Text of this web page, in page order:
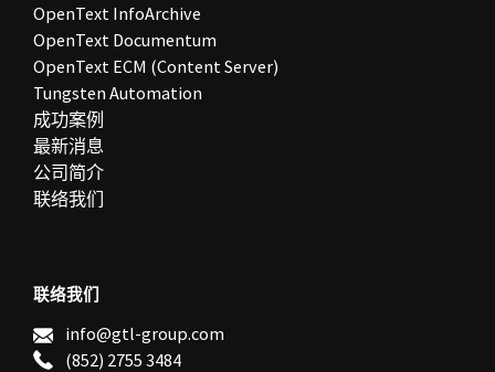
OpenText InfoArchive
OpenText Documentum
OpenText ECM (Content Server)
Tungsten Automation
成功案例
最新消息
公司简介
联络我们
联络我们
info@gtl-group.com
(852) 2755 3484